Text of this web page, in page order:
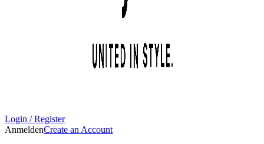
Login / Register
AnmeldenCreate an Account